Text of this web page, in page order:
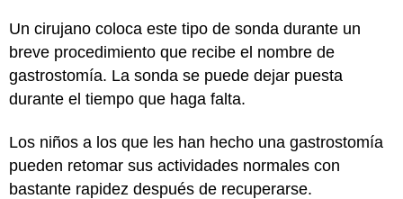
Un cirujano coloca este tipo de sonda durante un
breve procedimiento que recibe el nombre de
gastrostomía. La sonda se puede dejar puesta
durante el tiempo que haga falta.
Los niños a los que les han hecho una gastrostomía
pueden retomar sus actividades normales con
bastante rapidez después de recuperarse.